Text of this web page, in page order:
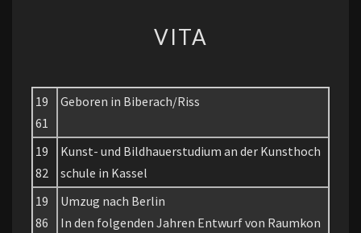
VITA
19
61
Geboren in Biberach/Riss
19
82
Kunst- und Bildhauerstudium an der Kunsthoch
schule in Kassel
19
86
Umzug nach Berlin
In den folgenden Jahren Entwurf von Raumkon